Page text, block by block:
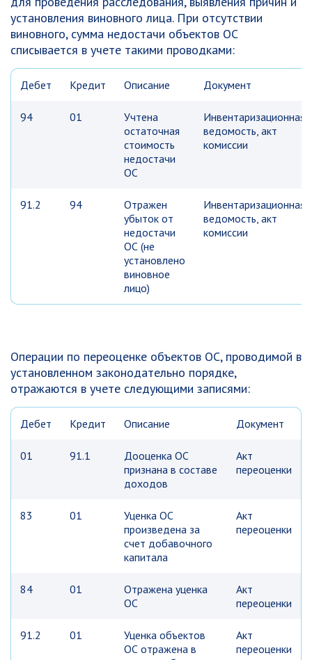
установления виновного лица. При отсутствии
виновного, сумма недостачи объектов ОС
списывается в учете такими проводками:
Дебет Кредит Описание Документ
94 01
Учтена
остаточная
стоимость
недостачи
ОС
Инвентаризационная
ведомость, акт
комиссии
91.2 94
Отражен
убыток от
недостачи
ОС (не
установлено
виновное
лицо)
Инвентаризационная
ведомость, акт
комиссии
Операции по переоценке объектов ОС, проводимой в
установленном законодательно порядке,
отражаются в учете следующими записями:
Дебет Кредит Описание Документ
01 91.1
Дооценка ОС
признана в составе
доходов
Акт
переоценки
83 01
Уценка ОС
произведена за
счет добавочного
капитала
Акт
переоценки
84 01
Отражена уценка
ОС
Акт
переоценки
91.2 01
Уценка объектов
ОС отражена в
Акт
переоценки